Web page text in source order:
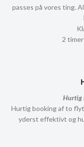
passes på vores ting.
2
Hurtig
Hurtig booking af to
yderst effektivt og